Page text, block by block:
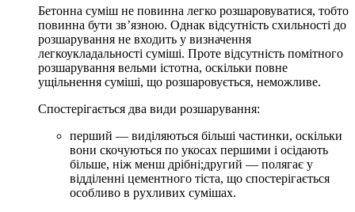
Бетонна суміш не повинна легко розшаровуватися, тобто
повинна бути зв’язною. Однак відсутність схильності до
розшарування не входить у визначення
легкоукладальності суміші. Проте відсутність помітного
розшарування вельми істотна, оскільки повне
ущільнення суміші, що розшаровується, неможливе.
Спостерігається два види розшарування:
перший — виділяються більші частинки, оскільки
вони скочуються по укосах першими і осідають
більше, ніж менш дрібні;другий — полягає у
відділенні цементного тіста, що спостерігається
особливо в рухливих сумішах.